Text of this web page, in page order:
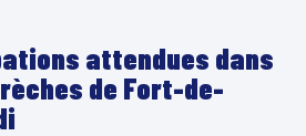
attendues dans
de Fort-de-